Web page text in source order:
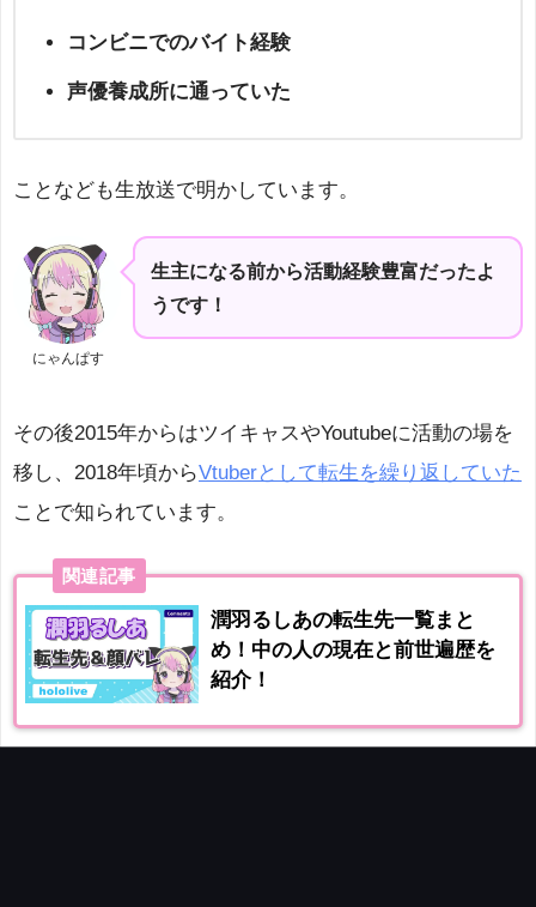
コンビニでのバイト経験
声優養成所に通っていた
ことなども生放送で明かしています。
にゃんぱす
生主になる前から活動経験豊富だったよ
うです！
その後2015年からはツイキャスやYoutubeに活動の場を
移し、2018年頃からVtuberとして転生を繰り返していた
ことで知られています。
関連記事
潤羽るしあの転生先一覧まと
め！中の人の現在と前世遍歴を
紹介！